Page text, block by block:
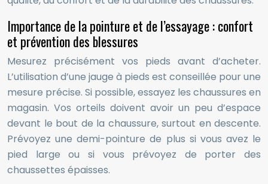
Importance de la pointure et de l’essayage : confort
et prévention des blessures
Mesurez précisément vos pieds avant d’acheter.
L’utilisation d’une jauge à pieds est conseillée pour une
mesure précise. Si possible, essayez les chaussures en
magasin. Vos orteils doivent avoir un peu d’espace
devant le bout de la chaussure, surtout en descente.
Prévoyez une demi-pointure de plus si vous avez le
pied large ou si vous prévoyez de porter des
chaussettes épaisses.